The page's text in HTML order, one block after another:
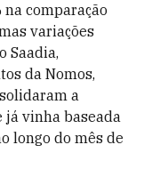
comparação
variações
Saadia,
da Nomos,
a
já vinha baseada
longo do mês de